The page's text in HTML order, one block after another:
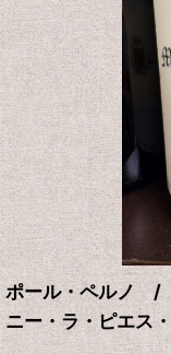
ポール・ペルノ /
ニー・ラ・ピエ